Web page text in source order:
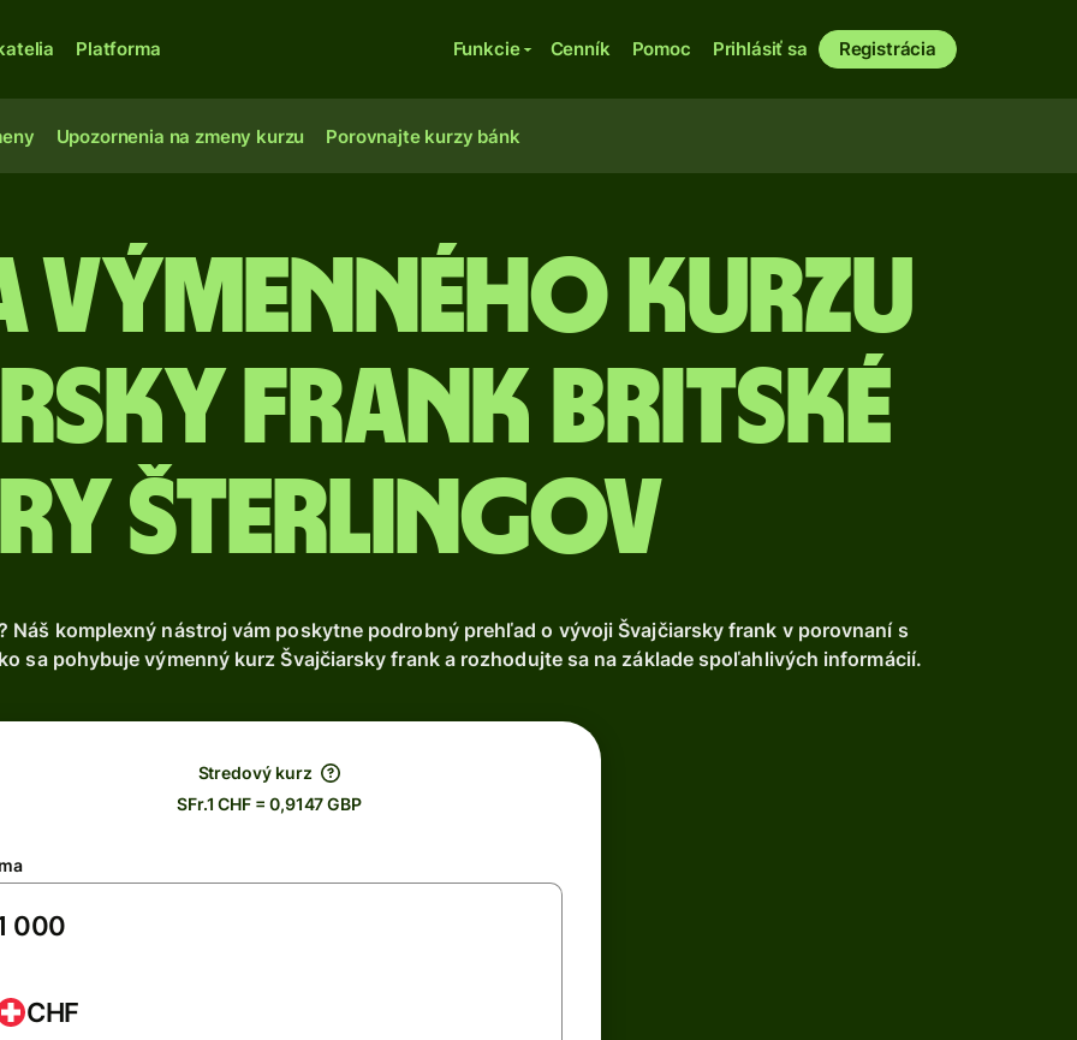
Platforma Funkcie Cenník Pomoc Prihlásiť sa Registrácia
Upozornenia na zmeny kurzu Porovnajte kurzy bánk
výmenného kurzu
frank britské
šterlingov
Náš komplexný nástroj vám poskytne podrobný prehľad o vývoji Švajčiarsky frank v porovnaní s
sa pohybuje výmenný kurz Švajčiarsky frank a rozhodujte sa na základe spoľahlivých informácií.
Stredový kurz
SFr.1 CHF = 0,9147 GBP
CHF